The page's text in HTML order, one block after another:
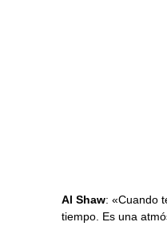
Al Shaw: «Cuando
tiempo. Es una